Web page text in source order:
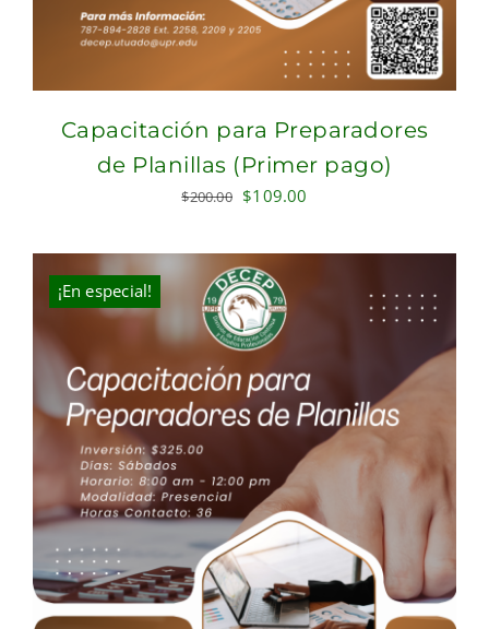
Capacitación para Preparadores
de Planillas (Primer pago)
$200.00 Original
was:
$200.00.
$109.00
is:
¡En especial!